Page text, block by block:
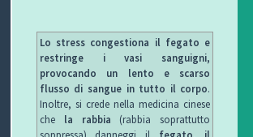
Lo stress congestiona il fegato e
restringe i vasi sanguigni,
provocando un lento e scarso
flusso di sangue in tutto il corpo.
Inoltre, si crede nella medicina cinese
che la rabbia (rabbia soprattutto